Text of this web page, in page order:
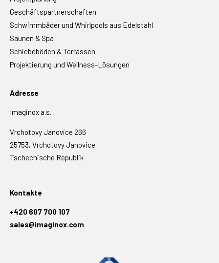
Geschäftspartnerschaften
Schwimmbäder und Whirlpools aus Edelstahl
Saunen & Spa
Schiebeböden & Terrassen
Projektierung und Wellness-Lösungen
Adresse
Imaginox a.s.
Vrchotovy Janovice 266
25753, Vrchotovy Janovice
Tschechische Republik
Kontakte
+420 607 700 107
sales@imaginox.com